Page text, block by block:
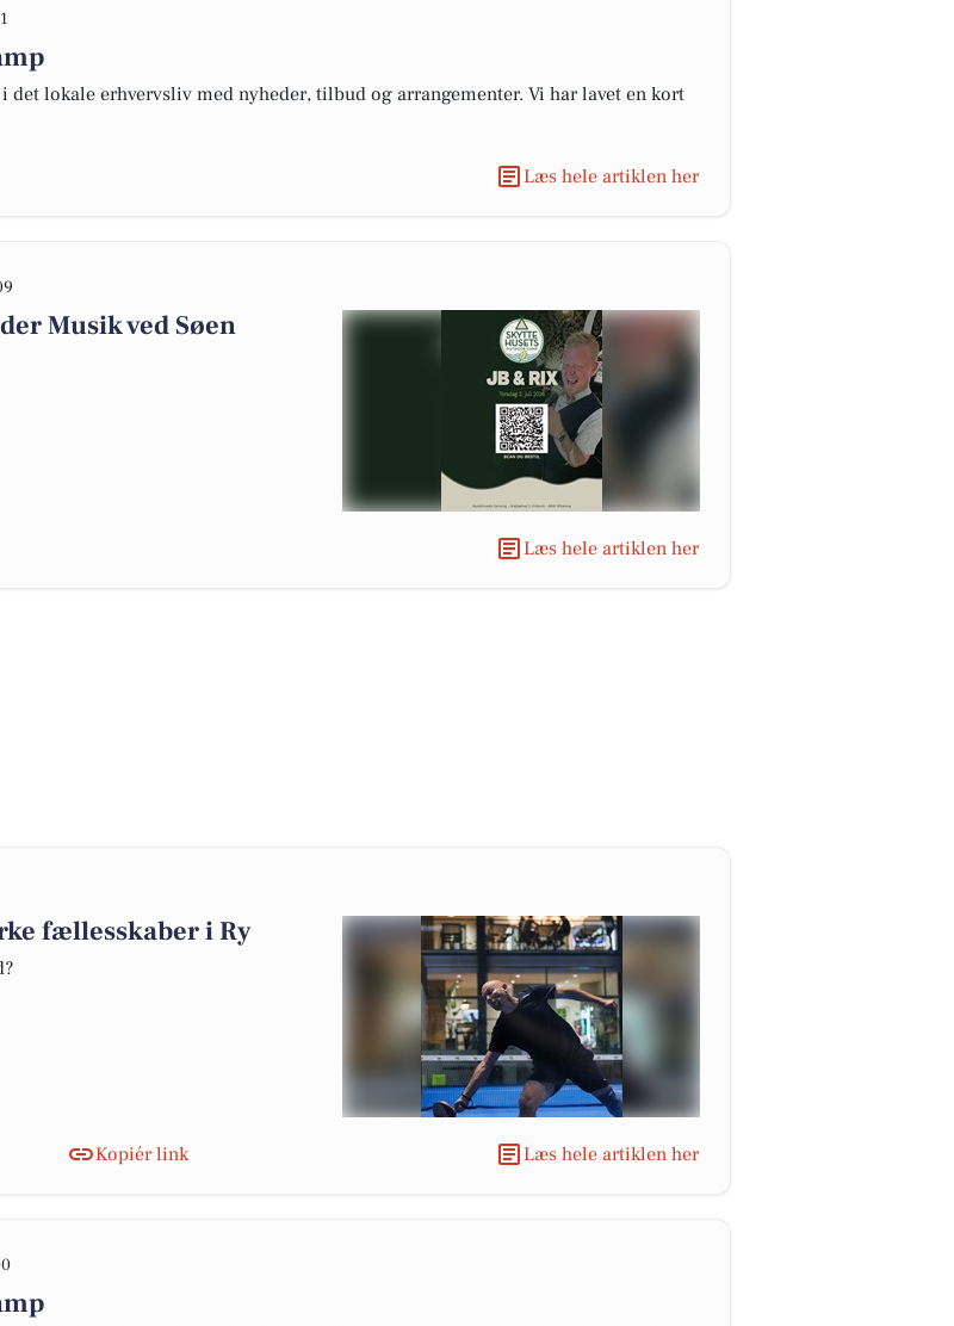
lokale erhvervsliv med nyheder, tilbud og arrangementer. Vi har lavet en kort
Læs hele artiklen her
Musik ved Søen
Læs hele artiklen her
fællesskaber i Ry
Kopiér link Læs hele artiklen her